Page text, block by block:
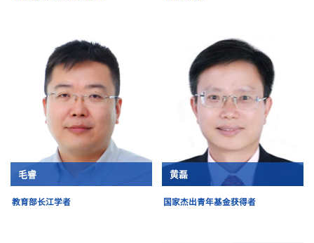
毛睿
教育部长江学者
黄磊
国家杰出青年基金获得者